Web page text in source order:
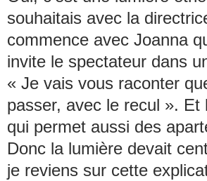
souhaitais avec la
commence avec Joanna
invite le spectateur dans
« Je vais vous raconter
passer, avec le recul ».
qui permet aussi des
Donc la lumière devait
je reviens sur cette